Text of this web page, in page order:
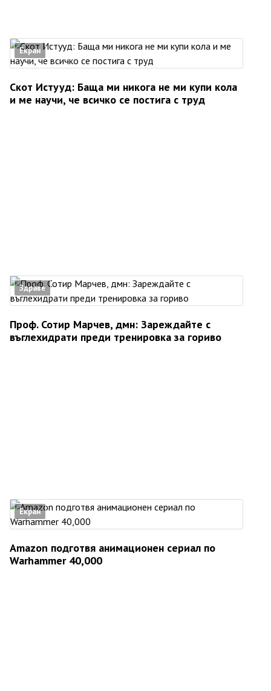
Екран
Скот Истууд: Баща ми никога не ми купи кола
и ме научи, че всичко се постига с труд
Здраве
Проф. Сотир Марчев, дмн: Зареждайте с
въглехидрати преди тренировка за гориво
Екран
Amazon подготвя анимационен сериал по
Warhammer 40,000